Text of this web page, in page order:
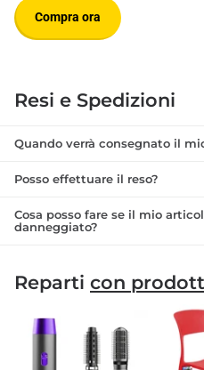
Compra ora
Resi e Spedizioni
Quando verrà consegnato il
Posso effettuare il reso?
Cosa posso fare se il mio
danneggiato?
Reparti con